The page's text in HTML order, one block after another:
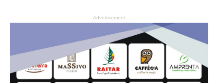
- Advertisement -